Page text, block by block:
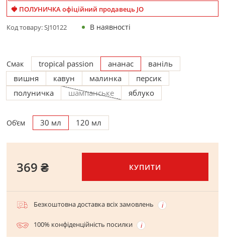
🍓 ПОЛУНИЧКА офіційний продавець JO
Код товару:SJ10122 В наявності
Смак tropical passion ананас
ваніль
вишня
кавун малинка
персик
полуничка
шампанське яблуко
Об’єм 30 мл 120 мл
369 ₴ КУПИТИ
Безкоштовна доставка всіх замовлень
100% конфіденційність посилки